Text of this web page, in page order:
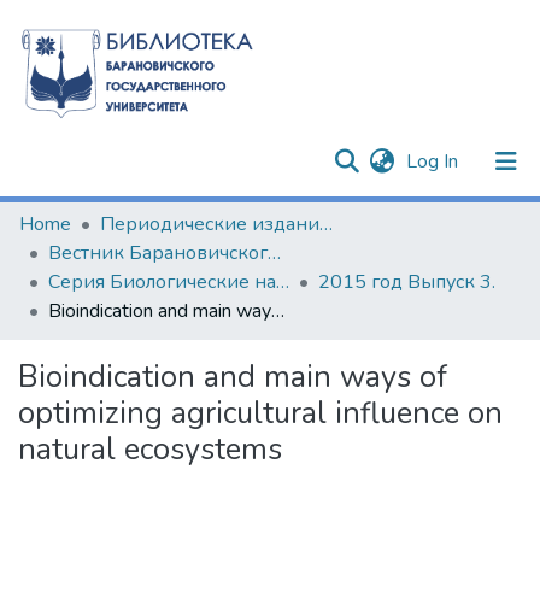
Log In (current)
Communities & Collections
All of DSpace
Statistics
Home
Периодические издания БарГУ
Вестник Барановичского государственного университета
Серия Биологические науки (общая биология). Сельскохозяйственные науки (агрономия)
2015 год Выпуск 3.
Bioindication and main ways of optimizing agricultural influence on natural ecosystems
Bioindication and main ways of
optimizing agricultural influence on
natural ecosystems